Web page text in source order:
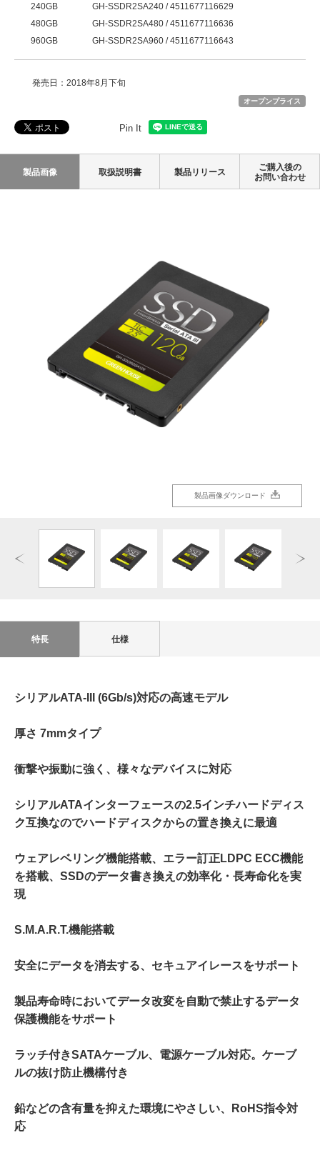
240GB
GH-SSDR2SA240 / 4511677116629
480GB
GH-SSDR2SA480 / 4511677116636
960GB
GH-SSDR2SA960 / 4511677116643
発売日：2018年8月下旬
オープンプライス
Pin It
製品画像 取扱説明書 製品リリース
ご購入後の
お問い合わせ
製品画像ダウンロード
製品画像ダウンロード
製品画像ダウンロード
製品画像ダウンロード
製品画像ダウンロード
製品画像ダウンロード
製品画像ダウンロード
製品画像ダウンロード
特長 仕様
シリアルATA-III (6Gb/s)対応の高速モデル
厚さ 7mmタイプ
衝撃や振動に強く、様々なデバイスに対応
シリアルATAインターフェースの2.5インチハードディス
ク互換なのでハードディスクからの置き換えに最適
ウェアレベリング機能搭載、エラー訂正LDPC ECC機能
を搭載、SSDのデータ書き換えの効率化・長寿命化を実
現
S.M.A.R.T.機能搭載
安全にデータを消去する、セキュアイレースをサポート
製品寿命時においてデータ改変を自動で禁止するデータ
保護機能をサポート
ラッチ付きSATAケーブル、電源ケーブル対応。ケーブ
ルの抜け防止機構付き
鉛などの含有量を抑えた環境にやさしい、RoHS指令対
応